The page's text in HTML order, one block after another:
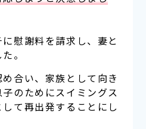
慰謝料を請求し、妻と
。
合い、家族として向き
のためにスイミングス
て再出発することにし